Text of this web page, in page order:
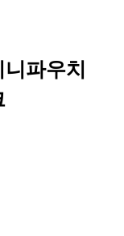
파우치